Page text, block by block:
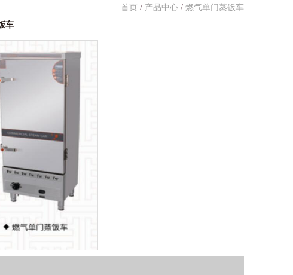
首页 / 产品中心 / 燃气单门蒸饭车
车